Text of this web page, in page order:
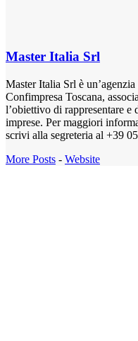
Master Italia Srl
Master Italia Srl è
Confimpresa Toscana,
l’obiettivo di rappresentare e
imprese. Per maggiori
scrivi alla segreteria al +39
More Posts - Website